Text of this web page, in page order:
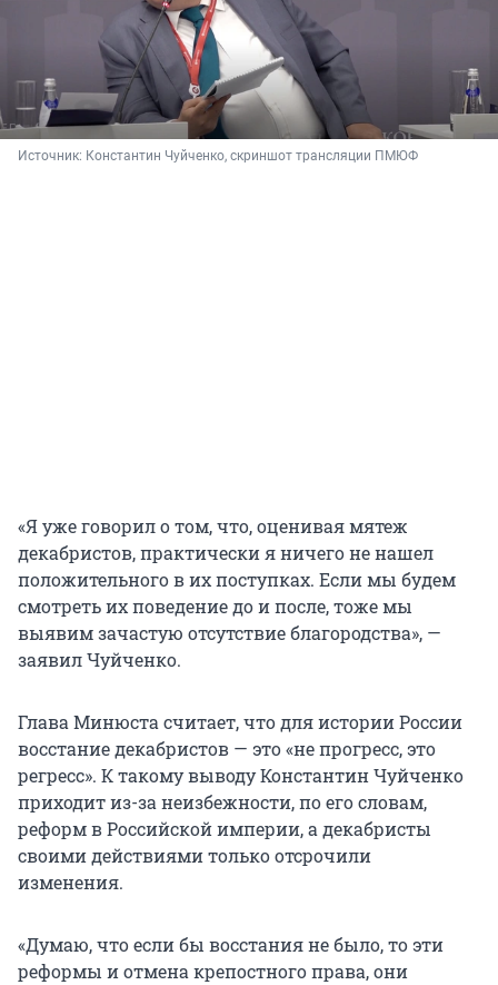
Источник: Константин Чуйченко, скриншот трансляции ПМЮФ
«Я уже говорил о том, что, оценивая мятеж
декабристов, практически я ничего не нашел
положительного в их поступках. Если мы будем
смотреть их поведение до и после, тоже мы
выявим зачастую отсутствие благородства», —
заявил Чуйченко.
Глава Минюста считает, что для истории России
восстание декабристов — это «не прогресс, это
регресс». К такому выводу Константин Чуйченко
приходит из-за неизбежности, по его словам,
реформ в Российской империи, а декабристы
своими действиями только отсрочили
изменения.
«Думаю, что если бы восстания не было, то эти
реформы и отмена крепостного права, они